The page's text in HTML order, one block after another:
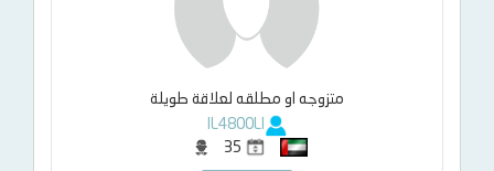
متزوجه او مطلقه لعلاقة طويلة
IL4800LI